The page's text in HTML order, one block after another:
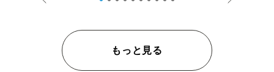
もっと見る